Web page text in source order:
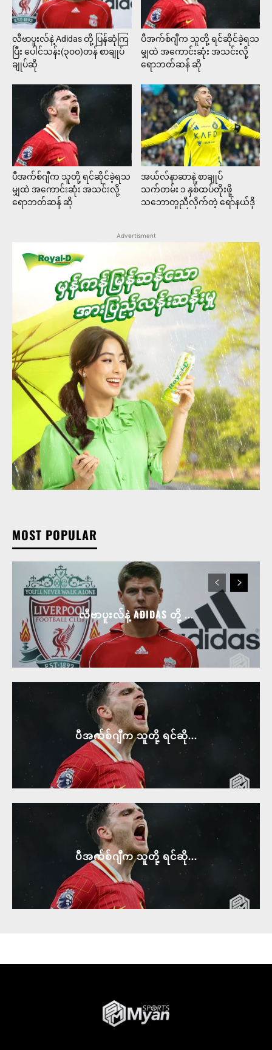
လီဗာပူးလ်နဲ့ Adidas တို့ ပြန်ဆုံကြ
ပြီး ပေါင်သန်း(၃၀၀)တန် စာချုပ်
ချုပ်ဆို
ပီအက်စ်ဂျီက သူတို့ ရင်ဆိုင်ခဲ့ရသ
မျှထဲ အကောင်းဆုံး အသင်းလို့
ရောဘတ်ဆန် ဆို
ပီအက်စ်ဂျီက သူတို့ ရင်ဆိုင်ခဲ့ရသ
မျှထဲ အကောင်းဆုံး အသင်းလို့
ရောဘတ်ဆန် ဆို
အယ်လ်နာဆာနဲ့ စာချုပ်
သက်တမ်း ၁ နှစ်ထပ်တိုးဖို့
သဘောတူညီလိုက်တဲ့ ရော်နယ်ဒို
Advertisment
MOST POPULAR
လီဗာပူးလ်နဲ့ ADIDAS တို့ ...
ပီအက်စ်ဂျီက သူတို့ ရင်ဆို...
ပီအက်စ်ဂျီက သူတို့ ရင်ဆို...